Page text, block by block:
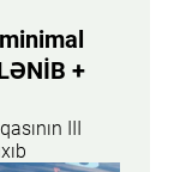
+
III